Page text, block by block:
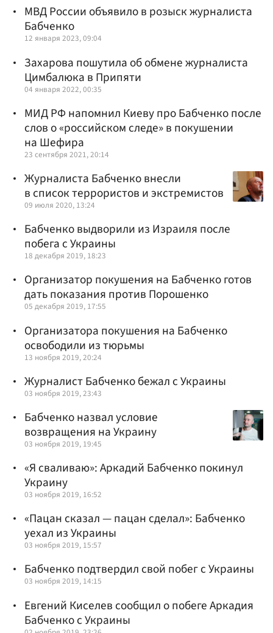
МВД России объявило в розыск журналиста
Бабченко
12 января 2023, 09:04
Захарова пошутила об обмене журналиста
Цимбалюка в Припяти
04 января 2022, 00:35
МИД РФ напомнил Киеву про Бабченко после
слов о «российском следе» в покушении
на Шефира
23 сентября 2021, 20:14
Журналиста Бабченко внесли
в список террористов и экстремистов
09 июля 2020, 13:24
Бабченко выдворили из Израиля после
побега с Украины
18 декабря 2019, 18:23
Организатор покушения на Бабченко готов
дать показания против Порошенко
05 декабря 2019, 17:55
Организатора покушения на Бабченко
освободили из тюрьмы
13 ноября 2019, 20:24
Журналист Бабченко бежал с Украины
03 ноября 2019, 23:43
Бабченко назвал условие
возвращения на Украину
03 ноября 2019, 19:45
«Я сваливаю»: Аркадий Бабченко покинул
Украину
03 ноября 2019, 16:52
«Пацан сказал — пацан сделал»: Бабченко
уехал из Украины
03 ноября 2019, 15:57
Бабченко подтвердил свой побег с Украины
03 ноября 2019, 14:15
Евгений Киселев сообщил о побеге Аркадия
Бабченко с Украины